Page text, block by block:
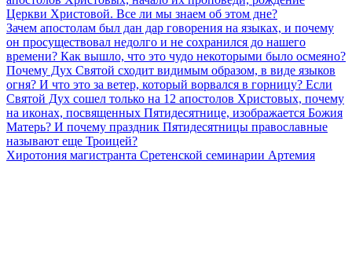
Церкви Христовой. Все ли мы знаем об этом дне?
Зачем апостолам был дан дар говорения на языках, и почему
он просуществовал недолго и не сохранился до нашего
времени? Как вышло, что это чудо некоторыми было осмеяно?
Почему Дух Святой сходит видимым образом, в виде языков
огня? И что это за ветер, который ворвался в горницу? Если
Святой Дух сошел только на 12 апостолов Христовых, почему
на иконах, посвященных Пятидесятнице, изображается Божия
Матерь? И почему праздник Пятидесятницы православные
называют еще Троицей?
Хиротония магистранта Сретенской семинарии Артемия